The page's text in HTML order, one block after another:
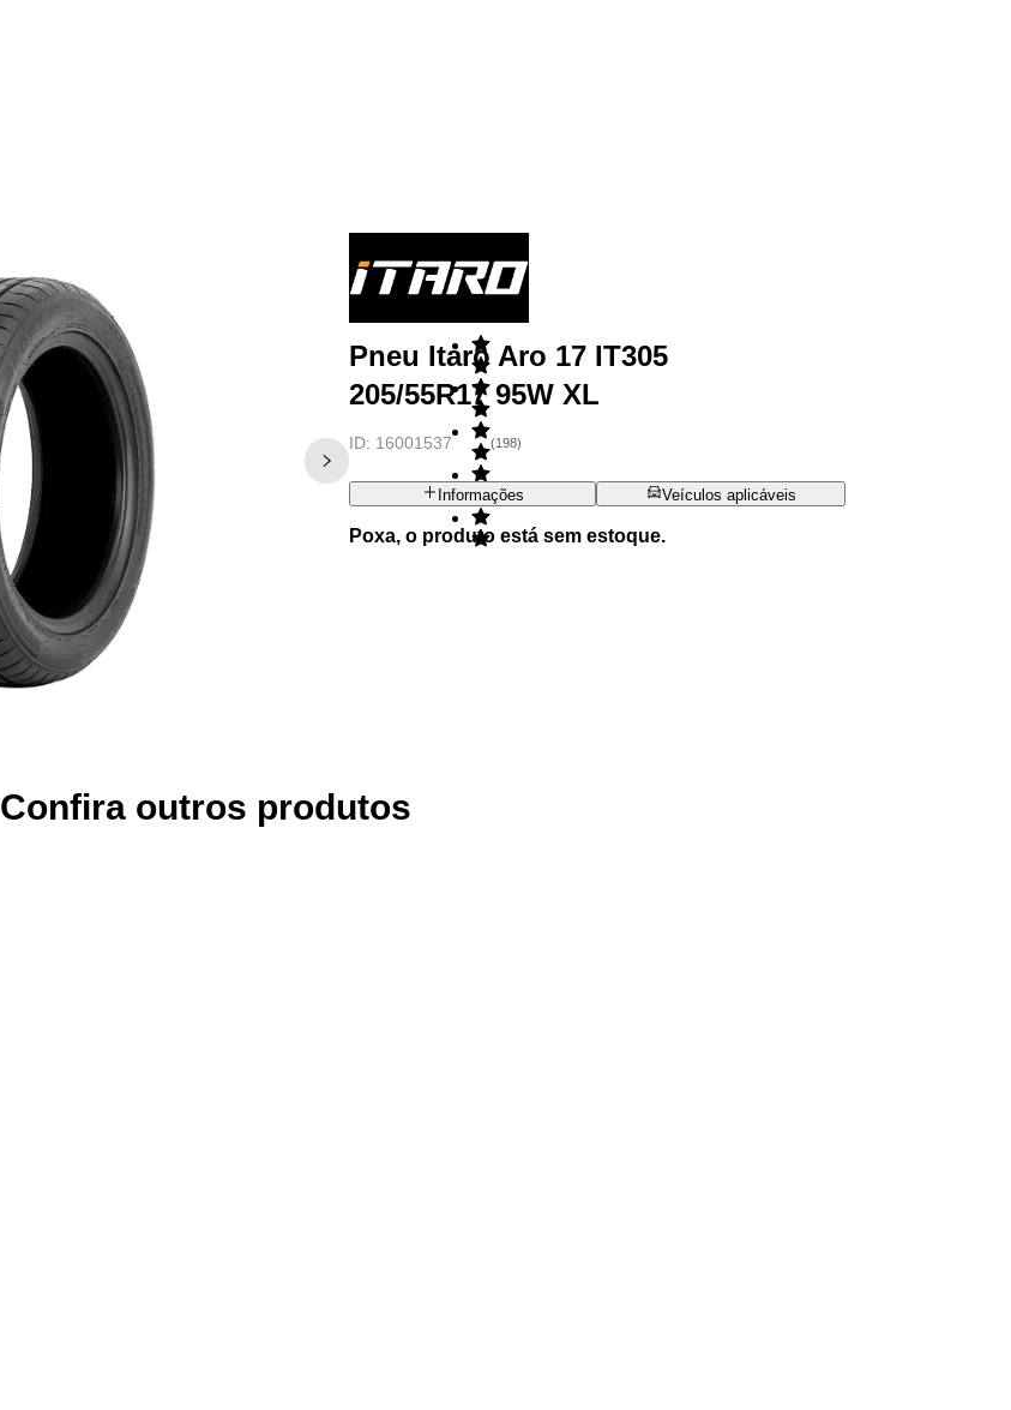
Pneu Itaro Aro 17 IT305
205/55R17 95W XL
ID: 16001537 (198)
Informações Veículos aplicáveis
Poxa, o produto está sem estoque.
Confira outros produtos